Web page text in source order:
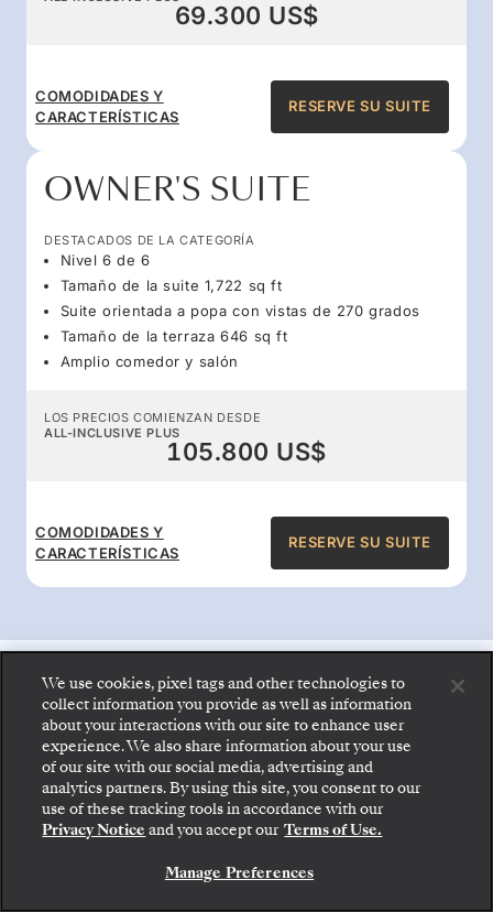
69.300 US$
COMODIDADES Y
CARACTERÍSTICAS
RESERVE SU SUITE
OWNER'S SUITE
DESTACADOS DE LA CATEGORÍA
Nivel 6 de 6
Tamaño de la suite 1,722 sq ft
Suite orientada a popa con vistas de 270 grados
Tamaño de la terraza 646 sq ft
Amplio comedor y salón
LOS PRECIOS COMIENZAN DESDE
ALL-INCLUSIVE PLUS
105.800 US$
COMODIDADES Y
CARACTERÍSTICAS
RESERVE SU SUITE
Ventajas a bordo con todo
incluido
Disfrute de la comida gourmet 24 horas, del
servicio de mayordomo, de las bebidas
prémium y de las espectaculares actividades
de entretenimiento que hacen brillar a
Suba a bordo: elija su suite y revise las tarifas y los
servicios incluidos antes de confirmar de forma
segura su viaje con Silversea.
RESERVE SU SUITE
We use cookies, pixel tags and other technologies to
collect information you provide as well as information
about your interactions with our site to enhance user
experience. We also share information about your use
of our site with our social media, advertising and
analytics partners. By using this site, you consent to our
use of these tracking tools in accordance with our
Privacy Notice and you accept our Terms of Use.
Manage Preferences